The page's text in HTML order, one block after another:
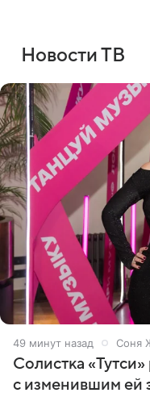
Новости ТВ
49 минут назад Соня
Солистка
с изменившим ей